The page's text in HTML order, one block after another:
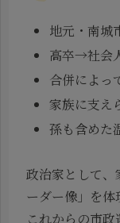
地元・南城
高卒→社会
合併によっ
家族に支え
孫も含めた
政治家として、
ーダー像」を体
これからの市